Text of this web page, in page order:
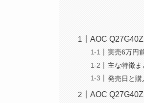
AOC
実売6万円
主な特徴
発売日と購
AOC